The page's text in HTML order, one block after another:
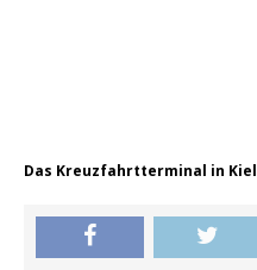
Das Kreuzfahrtterminal in Kiel